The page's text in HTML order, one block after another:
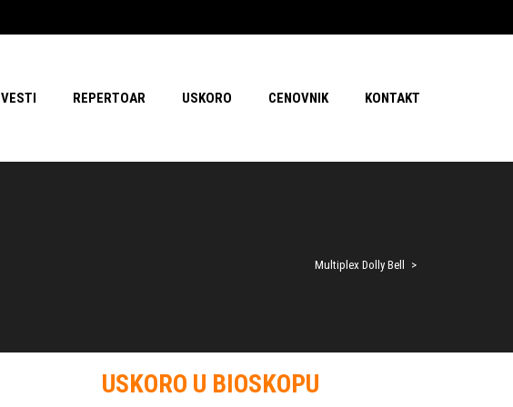
VESTI REPERTOAR USKORO CENOVNIK KONTAKT
Multiplex Dolly Bell >
USKORO U BIOSKOPU